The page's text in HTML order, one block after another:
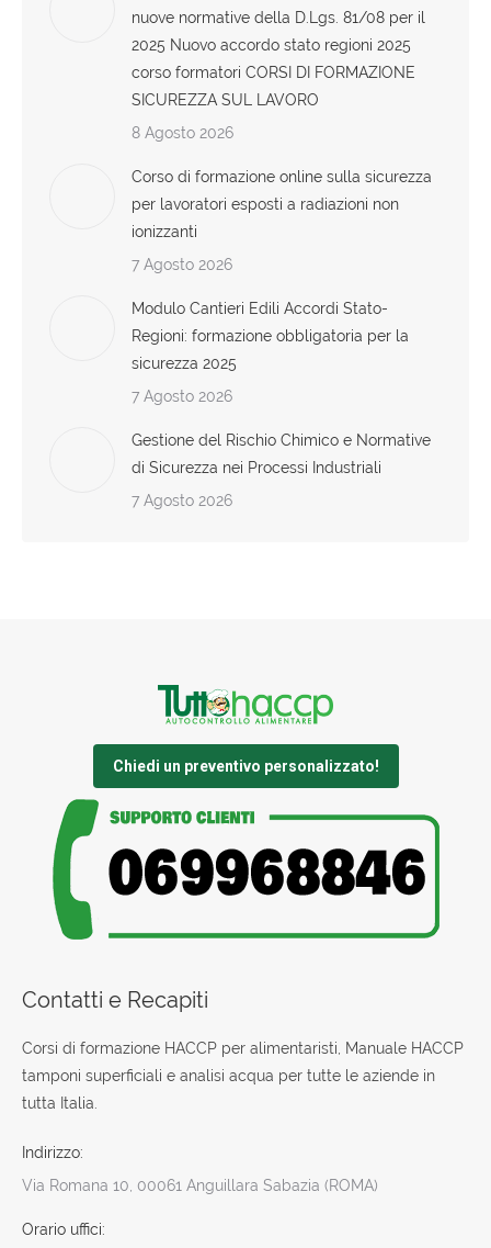
nuove normative della D.Lgs. 81/08 per il
2025 Nuovo accordo stato regioni 2025
corso formatori CORSI DI FORMAZIONE
SICUREZZA SUL LAVORO
8 Agosto 2026
Corso di formazione online sulla sicurezza
per lavoratori esposti a radiazioni non
ionizzanti
7 Agosto 2026
Modulo Cantieri Edili Accordi Stato-
Regioni: formazione obbligatoria per la
sicurezza 2025
7 Agosto 2026
Gestione del Rischio Chimico e Normative
di Sicurezza nei Processi Industriali
7 Agosto 2026
Chiedi un preventivo personalizzato!
Contatti e Recapiti
Corsi di formazione HACCP per alimentaristi, Manuale HACCP
tamponi superficiali e analisi acqua per tutte le aziende in
tutta Italia.
Indirizzo:
Via Romana 10, 00061 Anguillara Sabazia (ROMA)
Orario uffici: